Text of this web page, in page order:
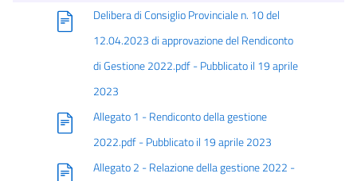
Delibera di Consiglio Provinciale n. 10 del
12.04.2023 di approvazione del Rendiconto
di Gestione 2022.pdf - Pubblicato il 19 aprile
2023
Allegato 1 - Rendiconto della gestione
2022.pdf - Pubblicato il 19 aprile 2023
Allegato 2 - Relazione della gestione 2022 -